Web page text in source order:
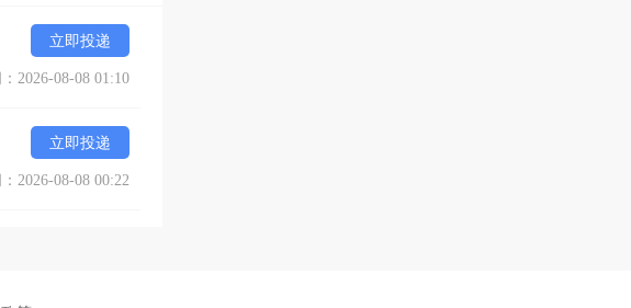
立即投递
2026-08-08 01:10
立即投递
2026-08-08 00:22